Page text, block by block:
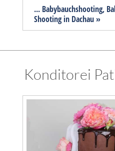
... Babybauchshooting,
Shooting in Dachau »
Konditorei